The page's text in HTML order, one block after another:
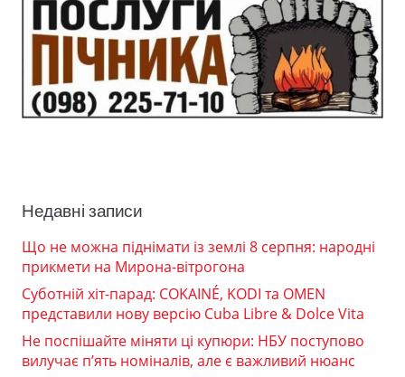
Недавні записи
Що не можна піднімати із землі 8 серпня: народні
прикмети на Мирона-вітрогона
Суботній хіт-парад: COKAINÉ, KODI та OMEN
представили нову версію Cuba Libre & Dolce Vita
Не поспішайте міняти ці купюри: НБУ поступово
вилучає п’ять номіналів, але є важливий нюанс